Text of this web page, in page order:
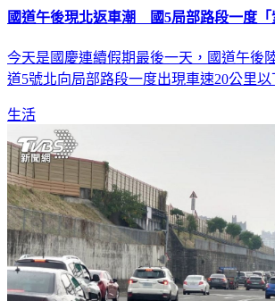
國道午後現北返車潮 國5局部路段一度「
今天是國慶連續假期最後一天，國道午後
道5號北向局部路段一度出現車速20公里以
生活